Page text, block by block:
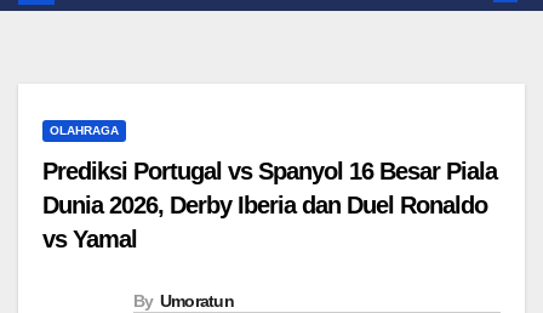
OLAHRAGA
Prediksi Portugal vs Spanyol 16 Besar Piala
Dunia 2026, Derby Iberia dan Duel Ronaldo
vs Yamal
By Umoratun